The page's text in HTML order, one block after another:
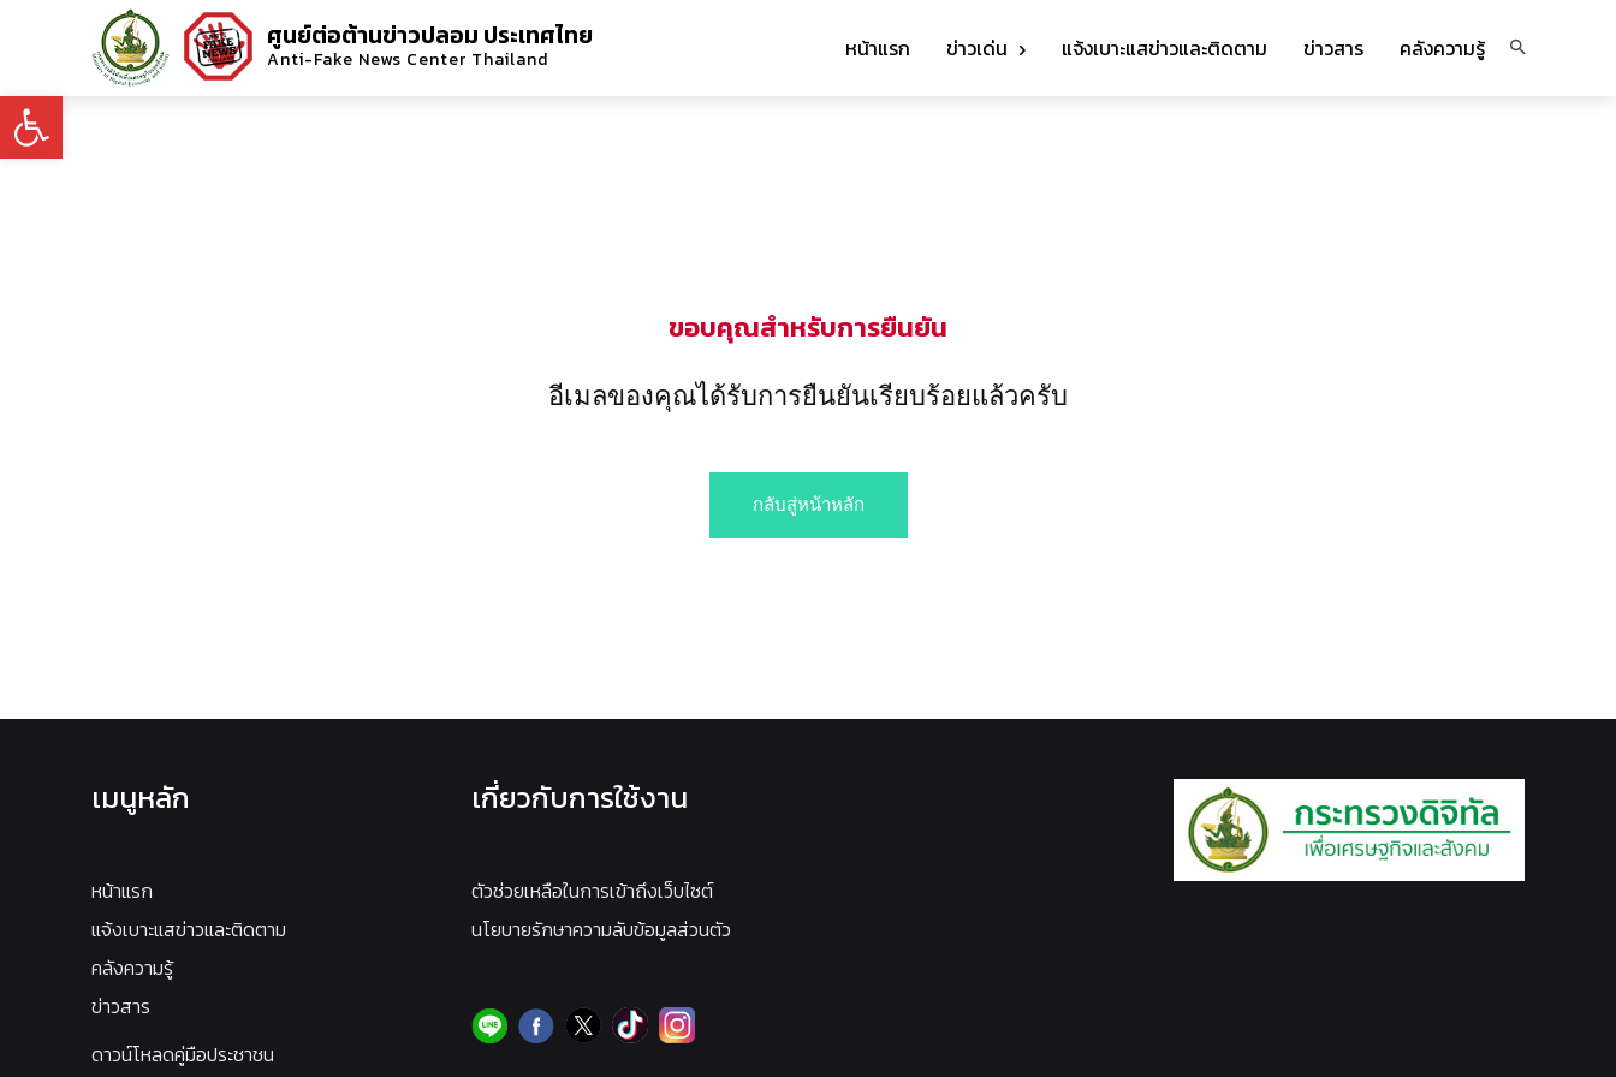
Open toolbar
ศูนย์ต่อต้านข่าวปลอม ประเทศไทย
Anti-Fake News Center Thailand หน้าแรก ข่าวเด่น แจ้งเบาะแสข่าวและติดตาม ข่าวสาร คลังความรู้
ขอบคุณสำหรับการยืนยัน
อีเมลของคุณได้รับการยืนยันเรียบร้อยแล้วครับ
กลับสู่หน้าหลัก
เมนูหลัก
หน้าแรก
แจ้งเบาะแสข่าวและติดตาม
คลังความรู้
ข่าวสาร
ดาวน์โหลดคู่มือประชาชน
เกี่ยวกับการใช้งาน
ตัวช่วยเหลือในการเข้าถึงเว็บไซต์
นโยบายรักษาความลับข้อมูลส่วนตัว